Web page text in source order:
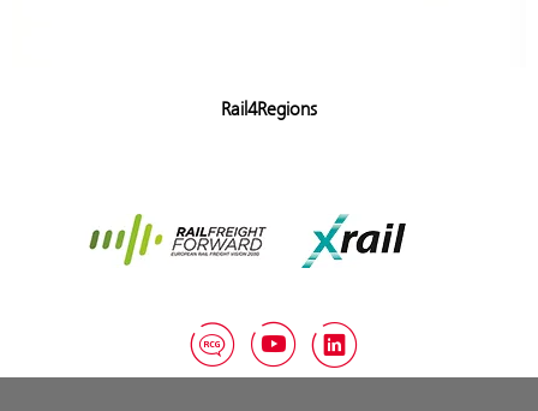
Rail4Regions
Rail Freight Forward Xrail
RCG Blog
YouTube